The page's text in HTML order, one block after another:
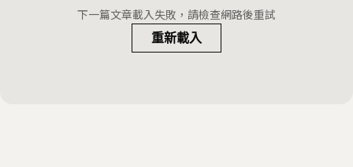
下一篇文章載入失敗，請檢查網路後重試
重新載入